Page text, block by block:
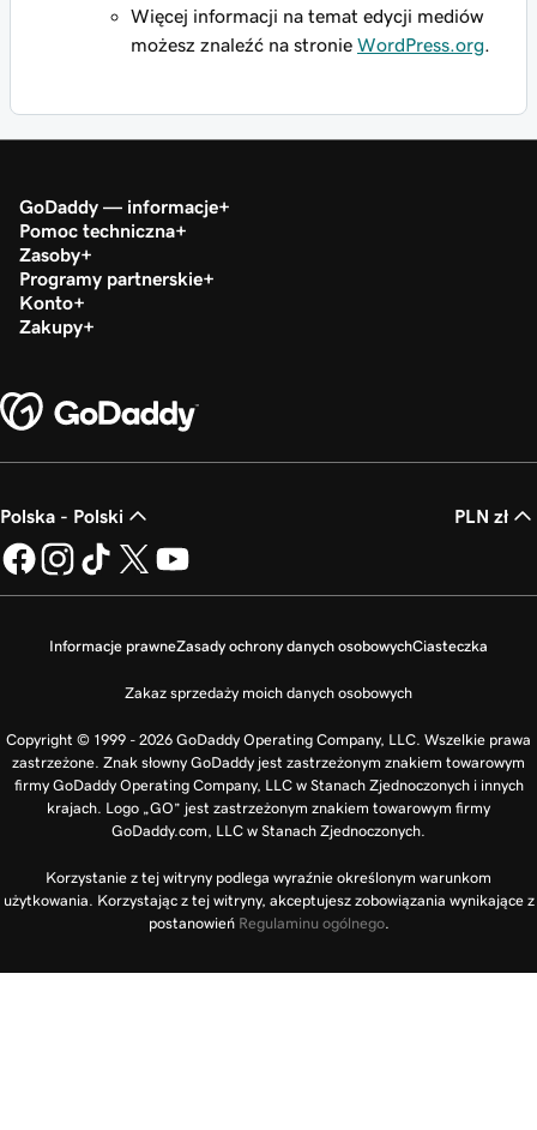
Więcej informacji na temat edycji mediów
możesz znaleźć na stronie WordPress.org
GoDaddy — informacje
Pomoc techniczna
Zasoby
Programy partnerskie
Konto
Zakupy
Polska - Polski PLN zł
Informacje prawneZasady ochrony danych osobowychCiasteczka
Zakaz sprzedaży moich danych osobowych
Copyright © 1999 - 2026 GoDaddy Operating Company, LLC. Wszelkie prawa
zastrzeżone. Znak słowny GoDaddy jest zastrzeżonym znakiem towarowym
firmy GoDaddy Operating Company, LLC w Stanach Zjednoczonych i innych
krajach. Logo „GO” jest zastrzeżonym znakiem towarowym firmy
GoDaddy.com, LLC w Stanach Zjednoczonych.
Korzystanie z tej witryny podlega wyraźnie określonym warunkom
użytkowania. Korzystając z tej witryny, akceptujesz zobowiązania wynikające z
postanowień Regulaminu ogólnego.